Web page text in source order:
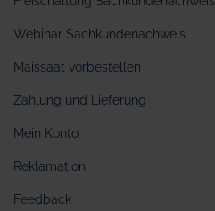
Webinar Sachkundenachweis
Maissaat vorbestellen
Zahlung und Lieferung
Mein Konto
Reklamation
Feedback